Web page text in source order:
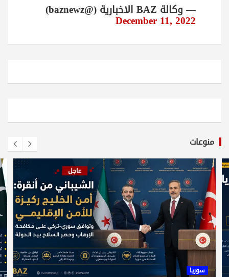
— وكالة BAZ الاخبارية (@baznewz)
December 11, 2022
منوعات
سوريا